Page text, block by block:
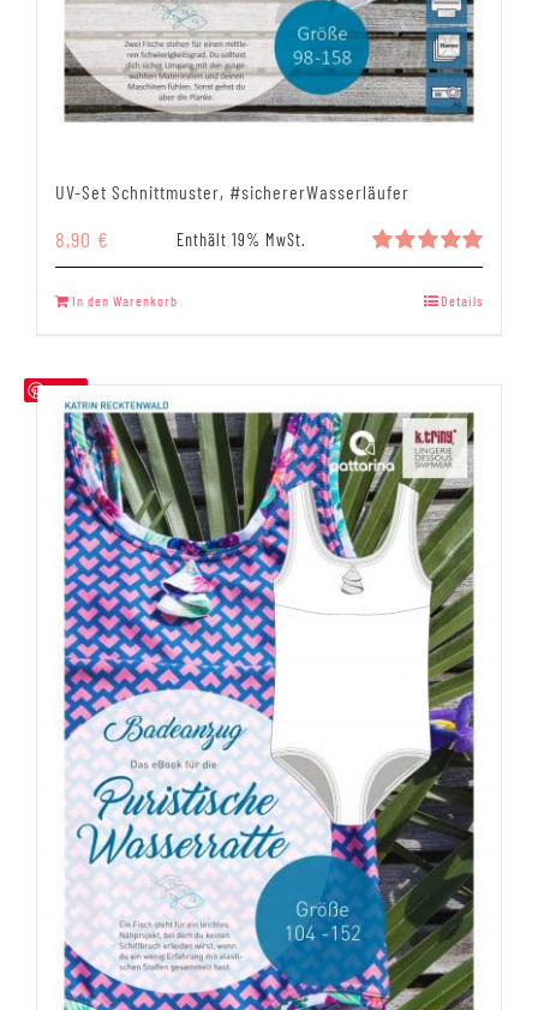
UV-Set Schnittmuster, #sichererWasserläufer
Bewertet
5.00
8,90 € Enthält 19% MwSt.
In den Warenkorb Details
Save